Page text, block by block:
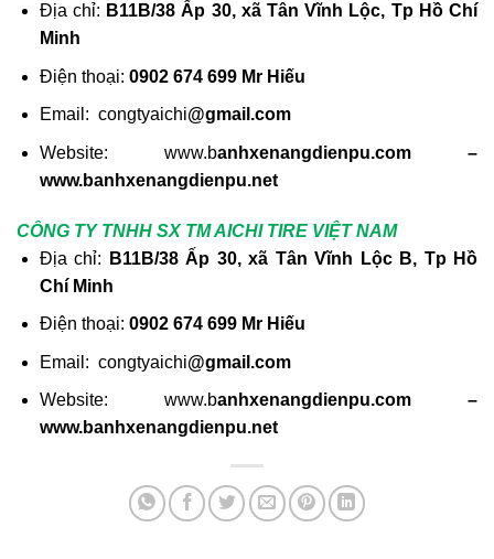
Địa chỉ: B11B/38 Ấp 30, xã Tân Vĩnh Lộc, Tp Hồ Chí
Minh
Điện thoại: 0902 674 699 Mr Hiếu
Email: congtyaichi@gmail.com
Website: www.banhxenangdienpu.com –
www.banhxenangdienpu.net
CÔNG TY TNHH SX TM AICHI TIRE VIỆT NAM
Địa chỉ:
B11B/38 Ấp 30, xã Tân Vĩnh Lộc B, Tp Hồ
Chí Minh
Điện thoại: 0902 674 699 Mr Hiếu
Email: congtyaichi@gmail.com
Website: www.banhxenangdienpu.com –
www.banhxenangdienpu.net